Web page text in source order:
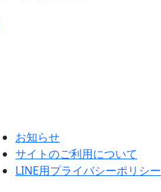
お知らせ
サイトのご利用について
LINE用プライバシーポリシー